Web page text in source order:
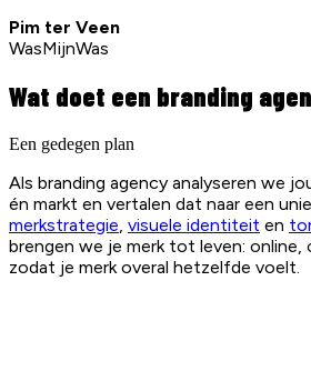
Pim ter Veen
WasMijnWas
Wat doet een branding
Een gedegen plan
Als branding agency analyseren we
én markt en vertalen dat naar een
merkstrategie, visuele identiteit en
brengen we je merk tot leven:
zodat je merk overal hetzelfde voelt.